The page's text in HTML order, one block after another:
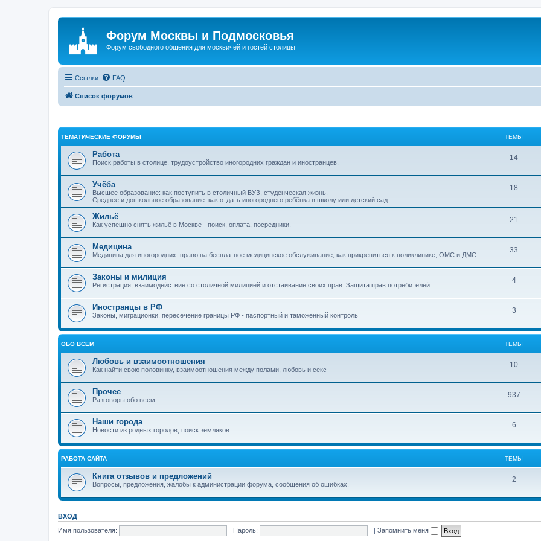
Форум Москвы и Подмосковья
Форум свободного общения для москвичей и гостей столицы
Ссылки FAQ
Список форумов
ТЕМАТИЧЕСКИЕ ФОРУМЫ ТЕМЫ
Работа
Поиск работы в столице, трудоустройство иногородних граждан и иностранцев.
14
Учёба
Высшее образование: как поступить в столичный ВУЗ, студенческая жизнь.
Среднее и дошкольное образование: как отдать иногороднего ребёнка в школу или детский сад.
18
Жильё
Как успешно снять жильё в Москве - поиск, оплата, посредники.
21
Медицина
Медицина для иногородних: право на бесплатное медицинское обслуживание, как прикрепиться к поликлинике, ОМС и ДМС.
33
Законы и милиция
Регистрация, взаимодействие со столичной милицией и отстаивание своих прав. Защита прав потребителей.
4
Иностранцы в РФ
Законы, миграционки, пересечение границы РФ - паспортный и таможенный контроль
3
ОБО ВСЁМ ТЕМЫ
Любовь и взаимоотношения
Как найти свою половинку, взаимоотношения между полами, любовь и секс
10
Прочее
Разговоры обо всем
937
Наши города
Новости из родных городов, поиск земляков
6
РАБОТА САЙТА ТЕМЫ
Книга отзывов и предложений
Вопросы, предложения, жалобы к администрации форума, сообщения об ошибках.
2
ВХОД
Имя пользователя:
Пароль: | Запомнить меня